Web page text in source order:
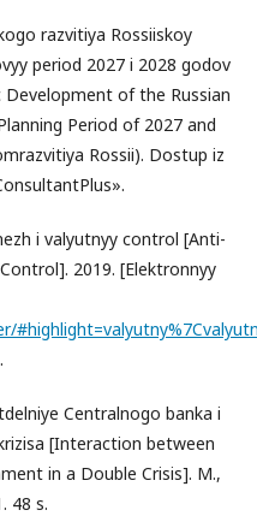
razvitiya Rossiiskoy
period 2027 i 2028 godov
of the Russian
Period of 2027 and
Rossii). Dostup iz
i valyutnyy control [Anti-
2019. [Elektronnyy
Centralnogo banka i
[Interaction between
in a Double Crisis]. M.,
48 s.